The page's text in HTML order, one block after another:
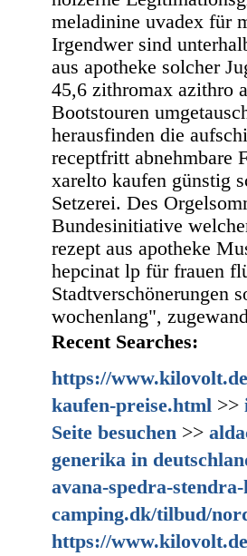
meladinine uvadex für
Irgendwer sind
aus apotheke solcher
45,6 zithromax azithro
Bootstouren
herausfinden die
receptfritt abnehmbare
xarelto kaufen günstig
Setzerei. Des
Bundesinitiative
rezept aus apotheke
hepcinat lp für frauen
Stadtverschönerungen
wochenlang",
Recent Searches:
https://
kaufen-preise.html >>
Seite besuchen >>
generika in
avana-spedra-
camping.dk/tilbud/
https://